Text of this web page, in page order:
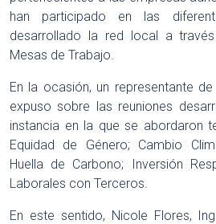
han participado en las
desarrollado la red local a
Mesas de Trabajo.
En la ocasión, un representante
expuso sobre las reuniones
instancia en la que se abordaron
Equidad de Género; Cambio
Huella de Carbono; Inversión
Laborales con Terceros.
En este sentido, Nicole Flores,